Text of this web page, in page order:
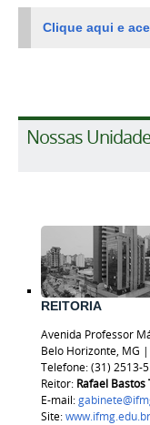
Clique aqui e
Nossas
REITORIA
Avenida Professor
Belo Horizonte, MG
Telefone: (31) 2513-
Reitor: Rafael Bastos
E-mail:
Site:www.ifmg.edu.br